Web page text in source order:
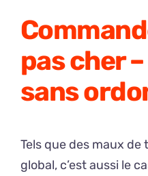
pas cher
sans
Tels que des maux de
global, c’est aussi le